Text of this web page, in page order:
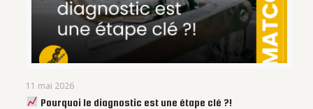
11 mai 2026
Pourquoi le diagnostic est une étape clé ?!